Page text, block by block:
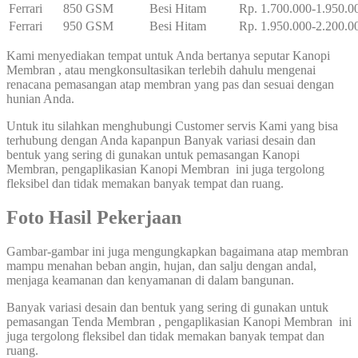
Ferrari
850 GSM Besi Hitam
Rp. 1.700.000-
Ferrari
950 GSM Besi Hitam Rp. 1.950.000-
Kami menyediakan tempat untuk Anda bertanya seputar Kanopi
Membran , atau mengkonsultasikan terlebih dahulu mengenai
renacana pemasangan atap membran yang pas dan sesuai dengan
hunian Anda.
Untuk itu silahkan menghubungi Customer servis Kami yang bisa
terhubung dengan Anda kapanpun Banyak variasi desain dan
bentuk yang sering di gunakan untuk pemasangan Kanopi
Membran, pengaplikasian Kanopi Membran ini juga tergolong
fleksibel dan tidak memakan banyak tempat dan ruang.
Foto Hasil Pekerjaan
Gambar-gambar ini juga mengungkapkan bagaimana atap membran
mampu menahan beban angin, hujan, dan salju dengan andal,
menjaga keamanan dan kenyamanan di dalam bangunan.
Banyak variasi desain dan bentuk yang sering di gunakan untuk
pemasangan Tenda Membran , pengaplikasian Kanopi Membran ini
juga tergolong fleksibel dan tidak memakan banyak tempat dan
ruang.